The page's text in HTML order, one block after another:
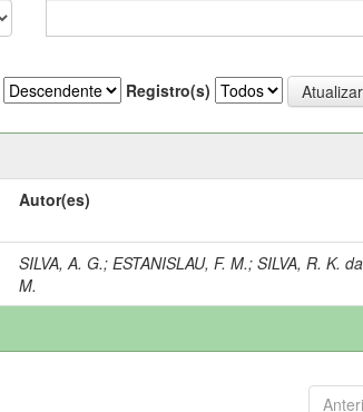
Registro(s)
Autor(es)
SILVA, A. G.;ESTANISLAU, F. M.;SILVA, R. K. da
M.